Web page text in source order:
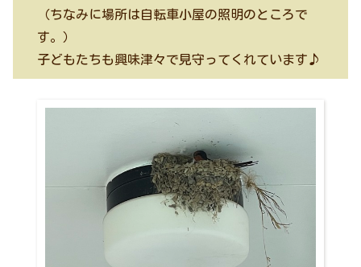
（ちなみに場所は自転車小屋の照明のところで
す。）
子どもたちも興味津々で見守ってくれています♪